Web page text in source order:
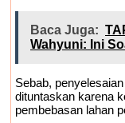
Baca Juga:
Wahyuni: Ini
Sebab,
dituntaskan karena
pembebasan lahan